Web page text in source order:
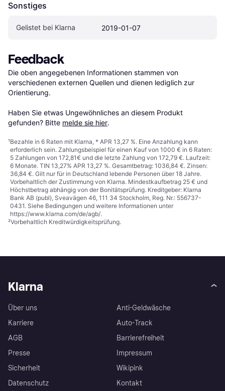
Sonstiges
Gelistet bei Klarna 2019-01-07
Feedback
Die oben angegebenen Informationen stammen von
verschiedenen externen Quellen und dienen lediglich zur
Orientierung.
Haben Sie etwas Ungewöhnliches an diesem Produkt
gefunden? Bitte melde sie hier.
¹Bezahle in 6 Raten mit Klarna, * APR 13,27 %. Eine Anzahlung kann
erforderlich sein. Zahlungsbeispiel für einen Kauf von 1000 € in 6 Raten:
5 Zahlungen von 172,81€ und die letzte Zahlung von 172,79 €. Laufzeit:
6 Monate. TIN 13,27% APR 13,27 %. Gesamtbetrag: 1036,84 €. Zinsen:
36,84 €. Gilt nur für in Deutschland lebende Personen über 18 Jahre.
Vorbehaltlich der Zustimmung von Klarna. Mindestkaufbetrag 25 € und
Höchstbetrag abhängig von der Bonitätsprüfung. Kreditgeber: Klarna
Bank AB (publ), Sveavägen 46, 111 34 Stockholm, Reg. Nr.: 556737-
0431. Siehe Bedingungen und weitere Informationen unter
https://www.klarna.com/de/agb/.
²Vorbehaltlich Kreditwürdigkeitsprüfung.
Klarna
Über uns
Karriere
AGB
Presse
Sicherheit
Datenschutz
Anti-Geldwäsche
Auto-Track
Barrierefreiheit
Impressum
Wikipink
Kontakt